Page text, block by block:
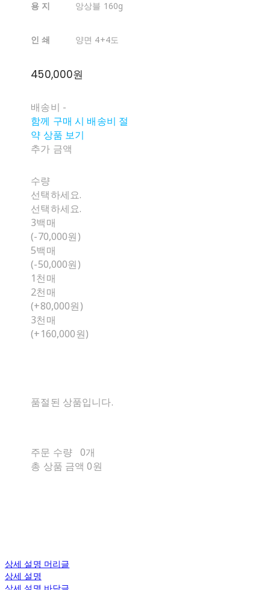
용 지 앙상블 160g
인 쇄 양면 4+4도
450,000원
배송비 -
함께 구매 시 배송비 절
약 상품 보기
추가 금액
수량
선택하세요.
선택하세요.
3백매
(-70,000원)
5백매
(-50,000원)
1천매
2천매
(+80,000원)
3천매
(+160,000원)
품절된 상품입니다.
주문 수량 0개
총 상품 금액 0원
상세 설명 머리글
상세 설명